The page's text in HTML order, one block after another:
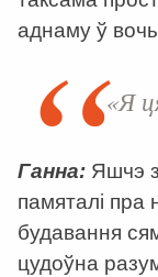
аднаму ў
«Я
Ганна: Яшчэ
памяталі пра
будавання
цудоўна